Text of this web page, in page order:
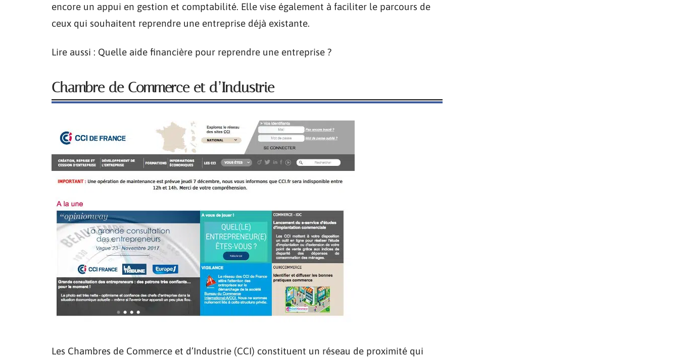
encore un appui en gestion et comptabilité. Elle vise également à faciliter le parcours de
ceux qui souhaitent reprendre une entreprise déjà existante.
Lire aussi : Quelle aide financière pour reprendre une entreprise ?
Chambre de Commerce et d’Industrie
Les Chambres de Commerce et d’Industrie (CCI) constituent un réseau de proximité qui